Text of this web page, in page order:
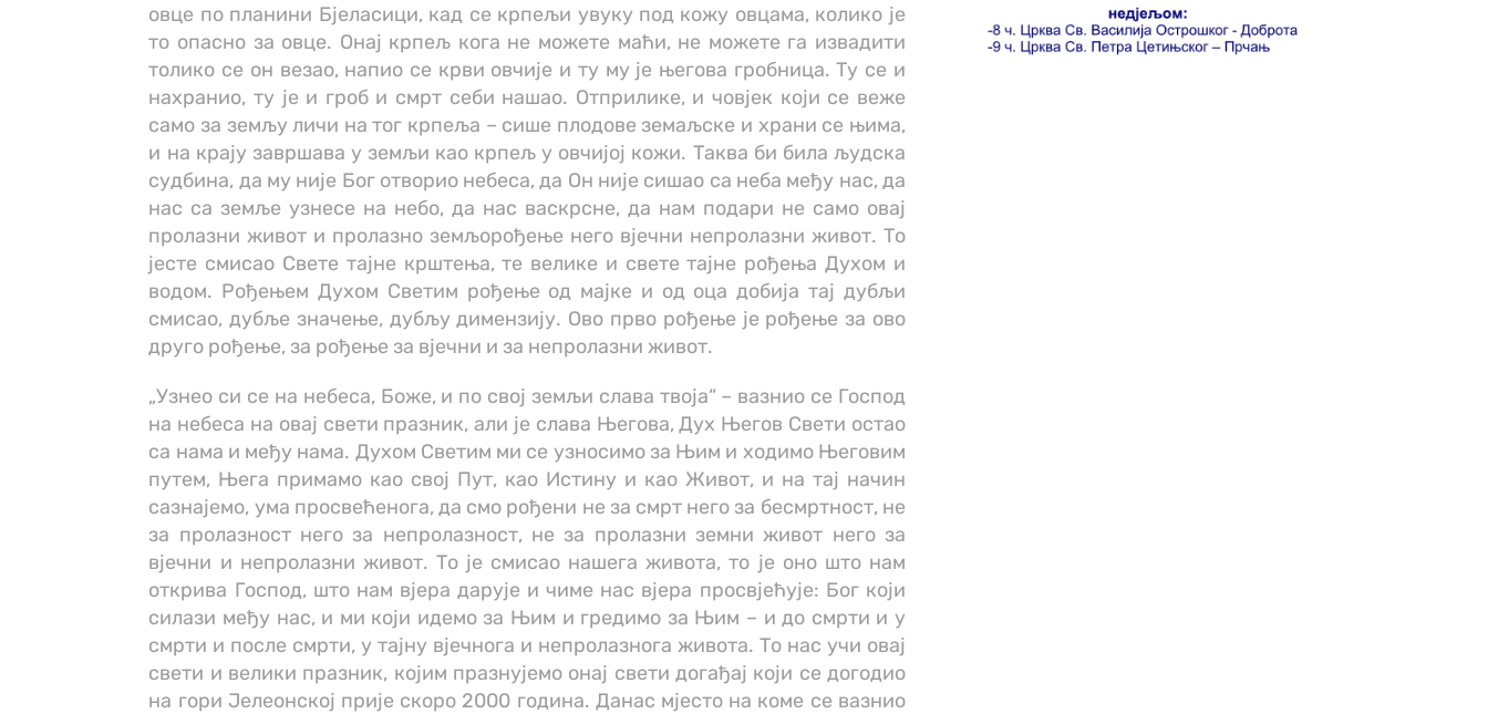
овце по планини Бјеласици, кад се крпељи увуку под кожу овцама, колико је
то опасно за овце. Онај крпељ кога не можете маћи, не можете га извадити
толико се он везао, напио се крви овчије и ту му је његова гробница. Ту се и
нахранио, ту је и гроб и смрт себи нашао. Отприлике, и човјек који се веже
само за земљу личи на тог крпеља – сише плодове земаљске и храни се њима,
и на крају завршава у земљи као крпељ у овчијој кожи. Таква би била људска
судбина, да му није Бог отворио небеса, да Он није сишао са неба међу нас, да
нас са земље узнесе на небо, да нас васкрсне, да нам подари не само овај
пролазни живот и пролазно земљорођење него вјечни непролазни живот. То
јесте смисао Свете тајне крштења, те велике и свете тајне рођења Духом и
водом. Рођењем Духом Светим рођење од мајке и од оца добија тај дубљи
смисао, дубље значење, дубљу димензију. Ово прво рођење је рођење за ово
друго рођење, за рођење за вјечни и за непролазни живот.
„Узнео си се на небеса, Боже, и по свој земљи слава твоја“ – вазнио се Господ
на небеса на овај свети празник, али је слава Његова, Дух Његов Свети остао
са нама и међу нама. Духом Светим ми се узносимо за Њим и ходимо Његовим
путем, Њега примамо као свој Пут, као Истину и као Живот, и на тај начин
сазнајемо, ума просвећенога, да смо рођени не за смрт него за бесмртност, не
за пролазност него за непролазност, не за пролазни земни живот него за
вјечни и непролазни живот. То је смисао нашега живота, то је оно што нам
открива Господ, што нам вјера дарује и чиме нас вјера просвјећује: Бог који
силази међу нас, и ми који идемо за Њим и гредимо за Њим – и до смрти и у
смрти и после смрти, у тајну вјечнога и непролазнога живота. То нас учи овај
свети и велики празник, којим празнујемо онај свети догађај који се догодио
на гори Јелеонској прије скоро 2000 година. Данас мјесто на коме се вазнио